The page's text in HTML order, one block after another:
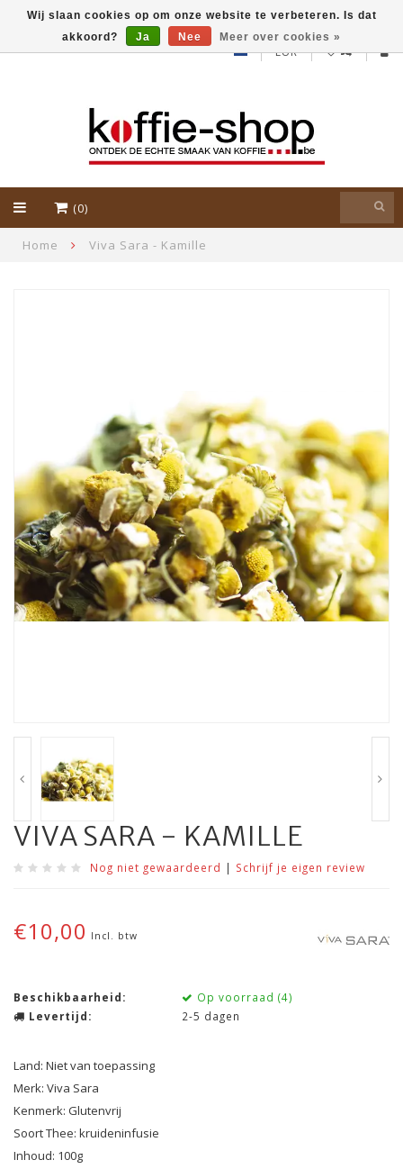
EUR
(0)
Home Viva Sara - Kamille
VIVA SARA - KAMILLE
Nog niet gewaardeerd | Schrijf je eigen review
€10,00 Incl. btw
Beschikbaarheid:
Op voorraad (4)
Levertijd:
2-5 dagen
Land: Niet van toepassing
Merk: Viva Sara
Kenmerk: Glutenvrij
Soort Thee: kruideninfusie
Inhoud: 100g
Wij slaan cookies op om onze website te verbeteren. Is dat
akkoord?
Ja Nee Meer over cookies »